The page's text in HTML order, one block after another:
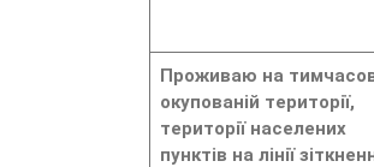
Проживаю на
окупованій території,
території населених
пунктів на лінії